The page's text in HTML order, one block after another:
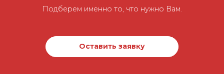
Подберем именно то, что нужно Вам.
Оставить заявку